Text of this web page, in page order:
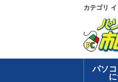
カテゴリ
パソ